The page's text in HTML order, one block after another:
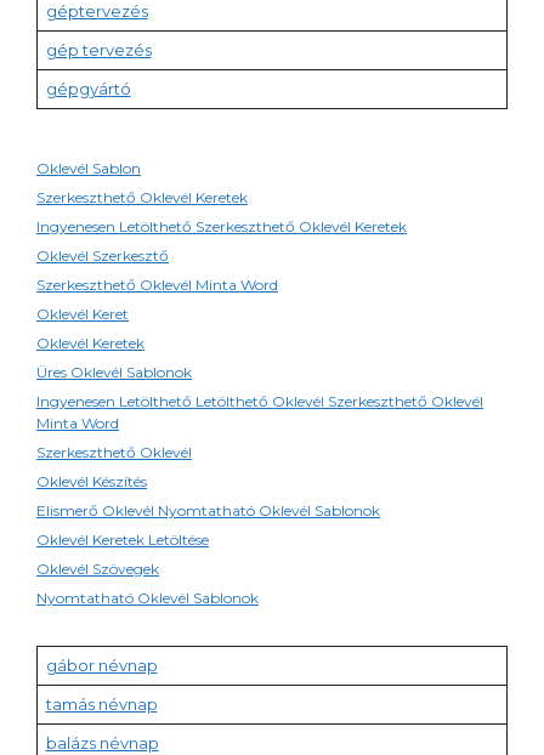
géptervezés
gép tervezés
gépgyártó
Oklevél Sablon
Szerkeszthető Oklevél Keretek
Ingyenesen Letölthető Szerkeszthető Oklevél Keretek
Oklevél Szerkesztő
Szerkeszthető Oklevél Minta Word
Oklevél Keret
Oklevél Keretek
Üres Oklevél Sablonok
Ingyenesen Letölthető Letölthető Oklevél Szerkeszthető Oklevél
Minta Word
Szerkeszthető Oklevél
Oklevél Készítés
Elismerő Oklevél Nyomtatható Oklevél Sablonok
Oklevél Keretek Letöltése
Oklevél Szövegek
Nyomtatható Oklevél Sablonok
gábor névnap
tamás névnap
balázs névnap